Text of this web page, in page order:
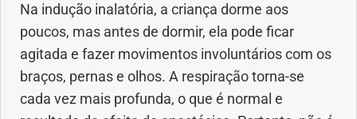
Na indução inalatória, a criança dorme aos
poucos, mas antes de dormir, ela pode ficar
agitada e fazer movimentos involuntários com os
braços, pernas e olhos. A respiração torna-se
cada vez mais profunda, o que é normal e